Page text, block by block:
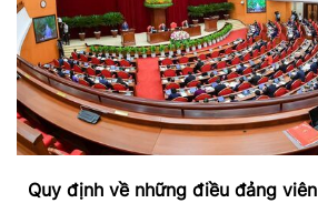
Quy định về những điều đảng